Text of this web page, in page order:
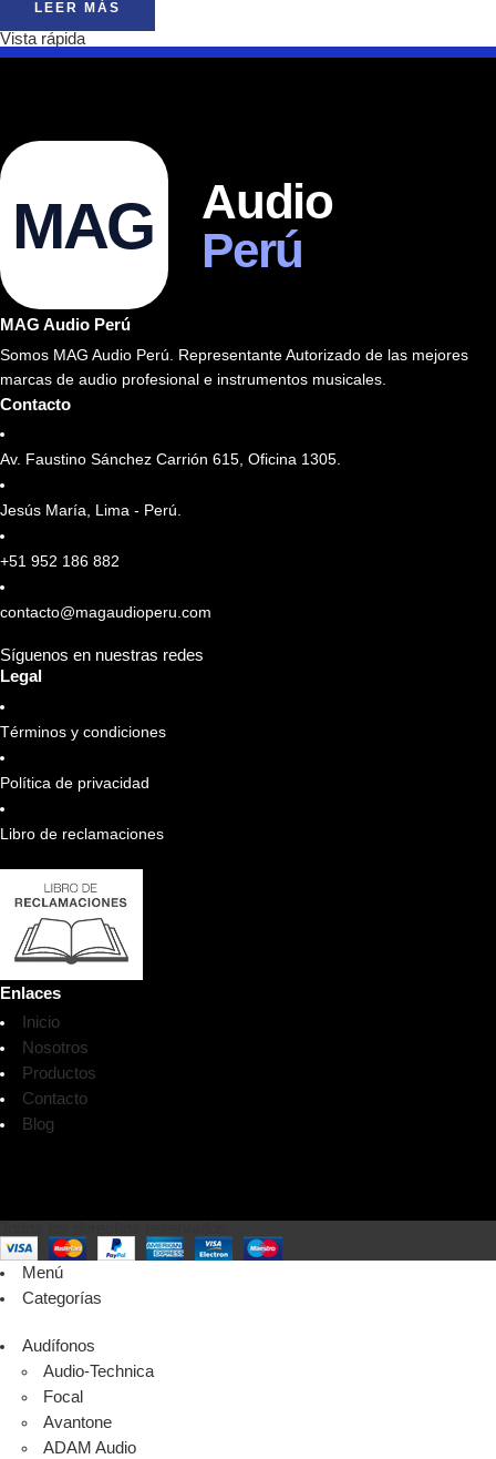
LEER MÁS
Vista rápida
MAG
Audio
Perú
MAG Audio Perú
Somos MAG Audio Perú. Representante Autorizado de las mejores
marcas de audio profesional e instrumentos musicales.
Contacto
Av. Faustino Sánchez Carrión 615, Oficina 1305.
Jesús María, Lima - Perú.
+51 952 186 882
contacto@magaudioperu.com
Síguenos en nuestras redes
Legal
Términos y condiciones
Política de privacidad
Libro de reclamaciones
Enlaces
Inicio
Nosotros
Productos
Contacto
Blog
Menú
Categorías
Audífonos
Audio-Technica
Focal
Avantone
ADAM Audio